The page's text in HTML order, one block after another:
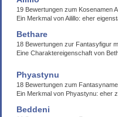
19 Bewertungen zum Kosenamen
Ein Merkmal von Ailillo: eher
Bethare
18 Bewertungen zur Fantasyfigur
Eine Charaktereigenschaft von
Phyastynu
18 Bewertungen zum
Ein Merkmal von Phyastynu: eher
Beddeni